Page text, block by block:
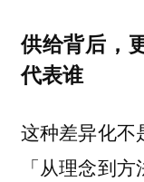
供给背后，
代表谁
这种差异化不
「从理念到